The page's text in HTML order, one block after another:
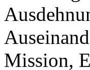
Mission,